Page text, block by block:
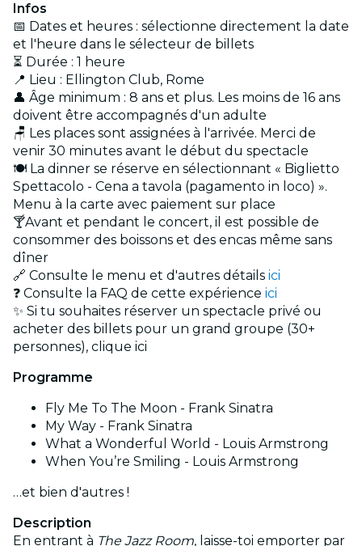
Infos
📅 Dates et heures : sélectionne directement la date
et l'heure dans le sélecteur de billets
⏳ Durée : 1 heure
📍 Lieu : Ellington Club, Rome
👤 Âge minimum : 8 ans et plus. Les moins de 16 ans
doivent être accompagnés d'un adulte
🪑 Les places sont assignées à l'arrivée. Merci de
venir 30 minutes avant le début du spectacle
🍽️ La dinner se réserve en sélectionnant « Biglietto
Spettacolo - Cena a tavola (pagamento in loco) ».
Menu à la carte avec paiement sur place
🍸Avant et pendant le concert, il est possible de
consommer des boissons et des encas même sans
dîner
🔗 Consulte le menu et d'autres détails ici
❓ Consulte la FAQ de cette expérience ici
✨ Si tu souhaites réserver un spectacle privé ou
acheter des billets pour un grand groupe (30+
personnes), clique ici
Programme
Fly Me To The Moon - Frank Sinatra
My Way - Frank Sinatra
What a Wonderful World - Louis Armstrong
When You’re Smiling - Louis Armstrong
…et bien d'autres !
Description
En entrant à The Jazz Room, laisse-toi emporter par